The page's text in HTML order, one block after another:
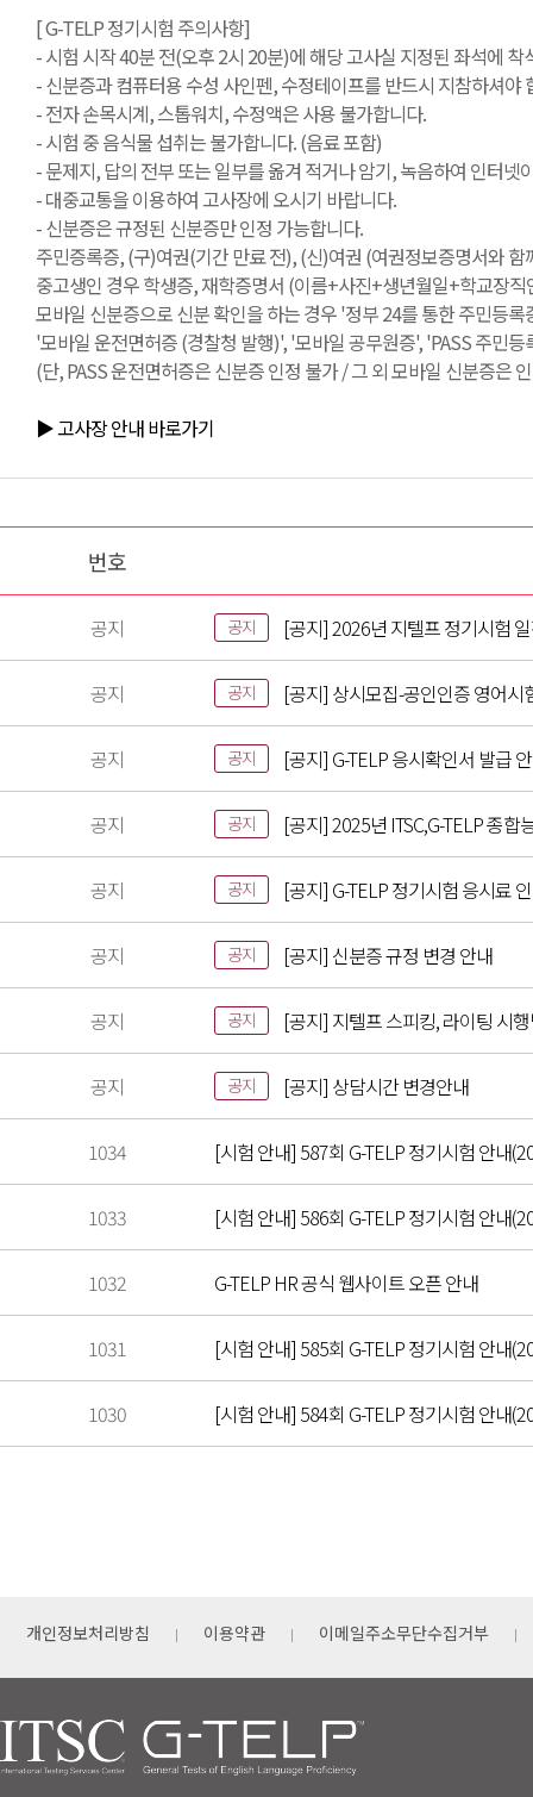
[ G-TELP 정기시험 주의사항]
- 시험 시작 40분 전(오후 2시 20분)에 해당 고사실 지정된 좌석에 착
- 신분증과 컴퓨터용 수성 사인펜, 수정테이프를 반드시 지참하셔야
- 전자 손목시계, 스톱워치, 수정액은 사용 불가합니다.
- 시험 중 음식물 섭취는 불가합니다. (음료 포함)
- 문제지, 답의 전부 또는 일부를 옮겨 적거나 암기, 녹음하여 인터
- 대중교통을 이용하여 고사장에 오시기 바랍니다.
- 신분증은 규정된 신분증만 인정 가능합니다.
주민증록증, (구)여권(기간 만료 전), (신)여권 (여권정보증명서와
중고생인 경우 학생증, 재학증명서 (이름+사진+생년월일+학교장
모바일 신분증으로 신분 확인을 하는 경우 '정부 24를 통한 주민등록
'모바일 운전면허증 (경찰청 발행)', '모바일 공무원증', 'PASS 주민
(단, PASS 운전면허증은 신분증 인정 불가 / 그 외 모바일 신분증은
▶ 고사장 안내 바로가기
번호
공지 공지 [공지] 2026년 지텔프 정기시험
공지 공지 [공지] 상시모집-공인인증 영어시
공지 공지 [공지] G-TELP 응시확인서 발급
공지 공지 [공지] 2025년 ITSC,G-TELP 종합
공지 공지 [공지] G-TELP 정기시험 응시료
공지 공지 [공지] 신분증 규정 변경 안내
공지 공지 [공지] 지텔프 스피킹, 라이팅 시
공지 공지 [공지] 상담시간 변경안내
1034 [시험 안내] 587회 G-TELP 정기시험 안내
1033 [시험 안내] 586회 G-TELP 정기시험 안내
1032 G-TELP HR 공식 웹사이트 오픈 안내
1031 [시험 안내] 585회 G-TELP 정기시험 안내
1030 [시험 안내] 584회 G-TELP 정기시험 안내
개인정보처리방침 이용약관 이메일주소무단수집거부